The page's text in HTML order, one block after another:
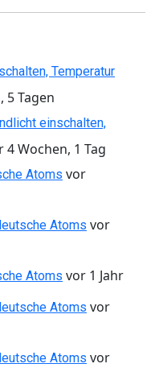
Temperatur
5 Tagen
einschalten,
4 Wochen, 1 Tag
Atoms vor
Atoms vor
Atoms vor 1 Jahr
Atoms vor
Atoms vor